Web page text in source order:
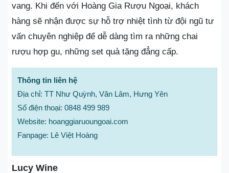
vang. Khi đến với Hoàng Gia Rượu Ngoại, khách
hàng sẽ nhận được sự hỗ trợ nhiệt tình từ đội ngũ tư
vấn chuyên nghiệp để dễ dàng tìm ra những chai
rượu hợp gu, những set quà tặng đẳng cấp.
Thông tin liên hệ
Địa chỉ: TT Như Quỳnh, Văn Lâm, Hưng Yên
Số điện thoại: 0848 499 989
Website: hoanggiaruoungoai.com
Fanpage: Lê Việt Hoàng
Lucy Wine